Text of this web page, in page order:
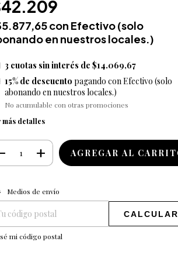
con Efectivo (solo
en nuestros locales.)
3 cuotas sin interés de $14.069,67
15% de descuento pagando con Efectivo (solo
abonando en nuestros locales.)
No acumulable con otras promociones
más detalles
para el CP:
Medios de envío
CALCULAR
mi código postal